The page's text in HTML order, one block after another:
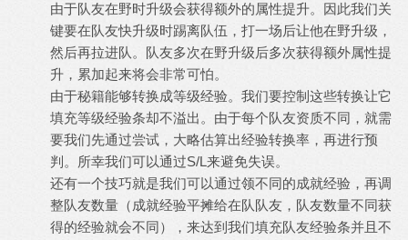
由于队友在野时升级会获得额外的属性提升。因此我们关
键要在队友快升级时踢离队伍，打一场后让他在野升级，
然后再拉进队。队友多次在野升级后多次获得额外属性提
升，累加起来将会非常可怕。
由于秘籍能够转换成等级经验。我们要控制这些转换让它
填充等级经验条却不溢出。由于每个队友资质不同，就需
要我们先通过尝试，大略估算出经验转换率，再进行预
判。所幸我们可以通过S/L来避免失误。
还有一个技巧就是我们可以通过领不同的成就经验，再调
整队友数量（成就经验平摊给在队队友，队友数量不同获
得的经验就会不同），来达到我们填充队友经验条并且不